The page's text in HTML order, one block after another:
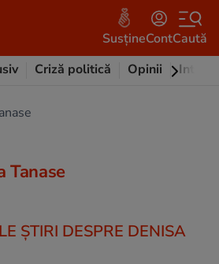
SusțineContCaută
Criză politică Opinii
Tanase
ŞTIRI DESPRE DENISA